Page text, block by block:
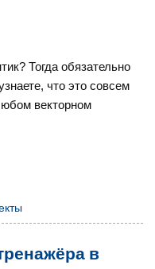
Тогда обязательно
что это совсем
векторном
в